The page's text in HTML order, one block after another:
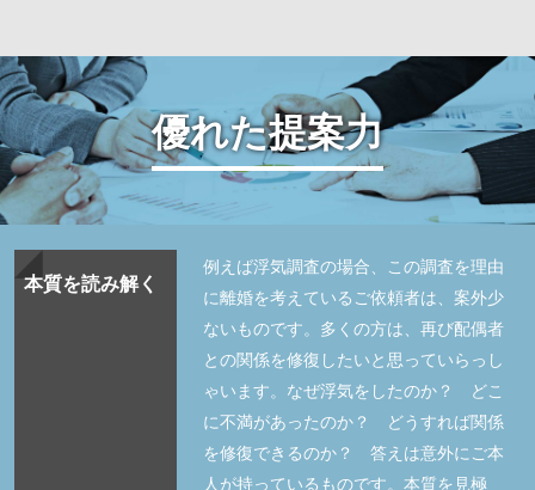
優れた提案力
本質を読み解く
例えば浮気調査の場合、この調査を理由
に離婚を考えているご依頼者は、案外少
ないものです。多くの方は、再び配偶者
との関係を修復したいと思っていらっし
ゃいます。なぜ浮気をしたのか？ どこ
に不満があったのか？ どうすれば関係
を修復できるのか？ 答えは意外にご本
人が持っているものです。本質を見極